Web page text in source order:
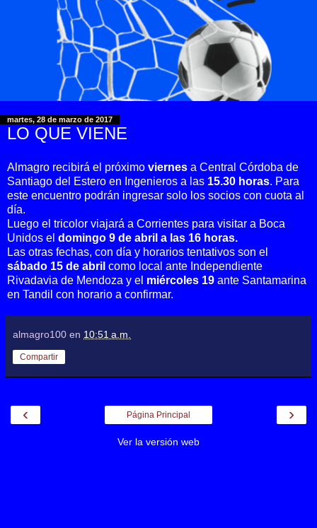
martes, 28 de marzo de 2017
LO QUE VIENE
Almagro recibirá el próximo viernes a Central Córdoba de
Santiago del Estero en Ingenieros a las 15.30 horas. Para
este encuentro podrán ingresar solo los socios con cuota al
día.
Luego el tricolor viajará a Corrientes para visitar a Boca
Unidos el domingo 9 de abril a las 16 horas.
Las otras fechas, con día y horarios tentativos son el
sábado 15 de abril como local ante Independiente
Rivadavia de Mendoza y el miércoles 19 ante Santamarina
en Tandil con horario a confirmar.
almagro100 en 10:51 a.m.
Compartir
‹ ›
Página Principal
Ver la versión web